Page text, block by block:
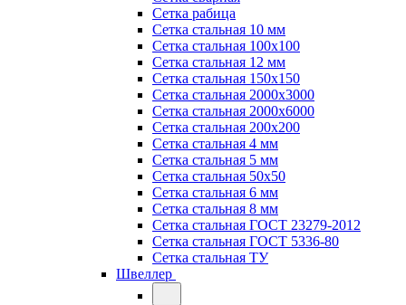
Сетка рабица
Сетка стальная 10 мм
Сетка стальная 100х100
Сетка стальная 12 мм
Сетка стальная 150х150
Сетка стальная 2000х3000
Сетка стальная 2000х6000
Сетка стальная 200х200
Сетка стальная 4 мм
Сетка стальная 5 мм
Сетка стальная 50х50
Сетка стальная 6 мм
Сетка стальная 8 мм
Сетка стальная ГОСТ 23279-2012
Сетка стальная ГОСТ 5336-80
Сетка стальная ТУ
Швеллер